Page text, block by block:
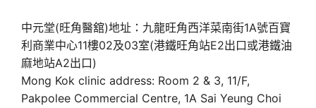
中元堂(旺角醫舘)地址：九龍旺角西洋菜南街1A號百寶
利商業中心11樓02及03室(港鐵旺角站E2出口或港鐵油
麻地站A2出口)
Mong Kok clinic address: Room 2 & 3, 11/F,
Pakpolee Commercial Centre, 1A Sai Yeung Choi